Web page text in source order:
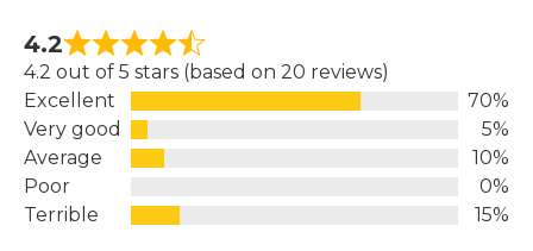
4.2
4.2 out of 5 stars (based on 20 reviews)
Excellent
70%
Very good
5%
Average
10%
Poor
0%
Terrible
15%